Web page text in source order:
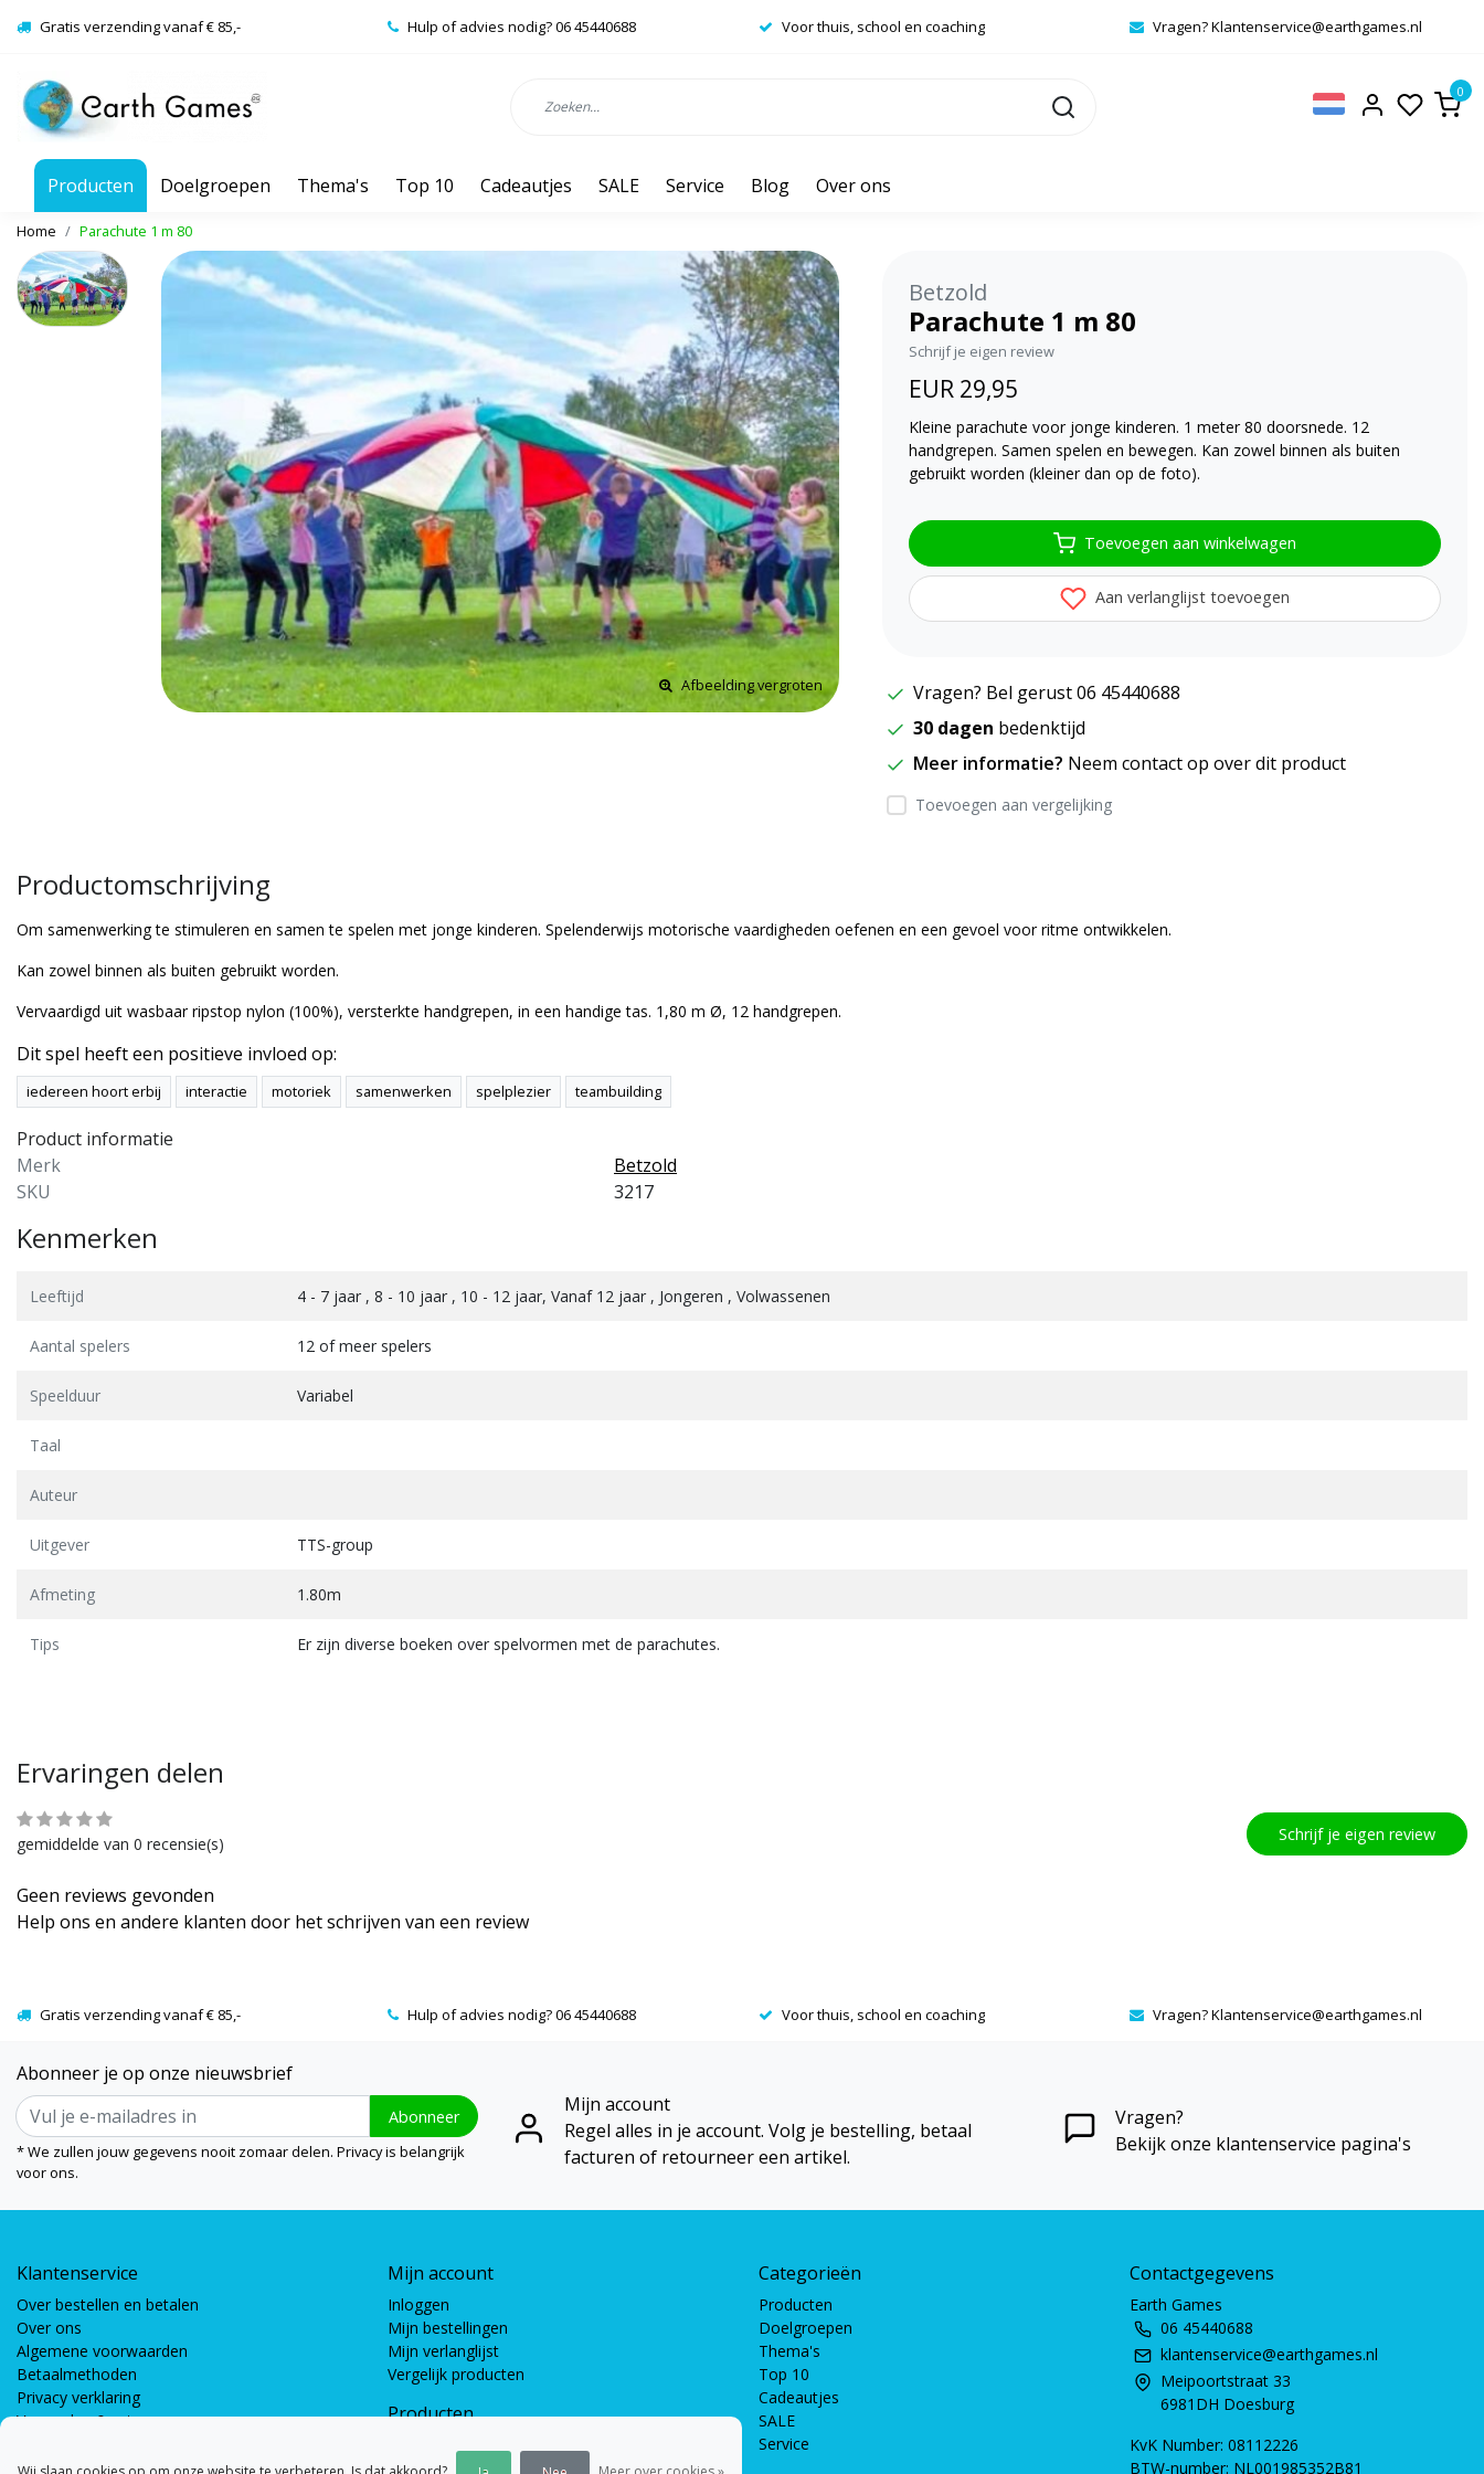
Gratis verzending vanaf € 85,- Hulp of advies nodig? 06 45440688 Voor thuis, school en coaching Vragen?Klantenservice@earthgames.nl
0
Producten Doelgroepen Thema's Top 10 Cadeautjes SALE Service Blog Over ons
Home Parachute 1 m 80
Afbeelding vergroten
Betzold
Parachute 1 m 80
Schrijf je eigen review
EUR 29,95
Kleine parachute voor jonge kinderen. 1 meter 80 doorsnede. 12
handgrepen. Samen spelen en bewegen. Kan zowel binnen als buiten
gebruikt worden (kleiner dan op de foto).
Toevoegen aan winkelwagen
Aan verlanglijst toevoegen
Vragen? Bel gerust 06 45440688
30 dagen bedenktijd
Meer informatie? Neem contact op over dit product
Toevoegen aan vergelijking
Productomschrijving
Om samenwerking te stimuleren en samen te spelen met jonge kinderen. Spelenderwijs motorische vaardigheden oefenen en een gevoel voor ritme ontwikkelen.
Kan zowel binnen als buiten gebruikt worden.
Vervaardigd uit wasbaar ripstop nylon (100%), versterkte handgrepen, in een handige tas. 1,80 m Ø, 12 handgrepen.
Dit spel heeft een positieve invloed op:
iedereen hoort erbij interactie motoriek samenwerken spelplezier teambuilding
Product informatie
Merk
Betzold
SKU
3217
Kenmerken
Leeftijd 4 - 7 jaar , 8 - 10 jaar , 10 - 12 jaar, Vanaf 12 jaar , Jongeren , Volwassenen
Aantal spelers 12 of meer spelers
Speelduur Variabel
Taal
Auteur
Uitgever TTS-group
Afmeting 1.80m
Tips Er zijn diverse boeken over spelvormen met de parachutes.
Ervaringen delen
gemiddelde van 0 recensie(s) Schrijf je eigen review
Geen reviews gevonden
Help ons en andere klanten door het schrijven van een review
Gratis verzending vanaf € 85,- Hulp of advies nodig? 06 45440688 Voor thuis, school en coaching Vragen?Klantenservice@earthgames.nl
Abonneer je op onze nieuwsbrief
Abonneer
* We zullen jouw gegevens nooit zomaar delen. Privacy is belangrijk
voor ons.
Mijn account
Regel alles in je account. Volg je bestelling, betaal
facturen of retourneer een artikel.
Vragen?
Bekijk onze klantenservice pagina's
Klantenservice
Over bestellen en betalen
Over ons
Algemene voorwaarden
Betaalmethoden
Privacy verklaring
Verzenden & retourneren
Mijn account
Inloggen
Mijn bestellingen
Mijn verlanglijst
Vergelijk producten
Producten
Bewegingsspellen
Categorieën
Producten
Doelgroepen
Thema's
Top 10
Cadeautjes
SALE
Service
Contactgegevens
Earth Games
06 45440688
klantenservice@earthgames.nl
Meipoortstraat 33
6981DH Doesburg
KvK Number: 08112226
BTW-number: NL001985352B81